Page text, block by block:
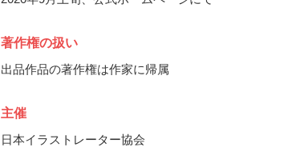
著作権の扱い
出品作品の著作権は作家に帰属
主催
日本イラストレーター協会